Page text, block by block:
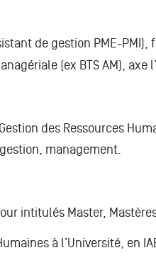
de gestion PME-
(ex BTS AM),
des Ressources
management.
intitulés Master,
à l’Université, en